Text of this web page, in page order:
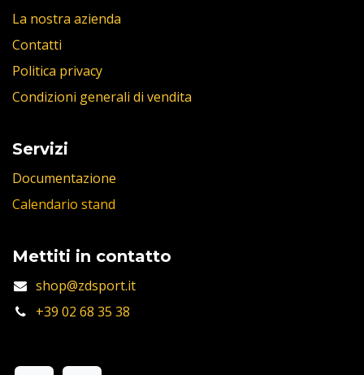
La nostra azienda
Contatti
Politica privacy
Condizioni generali di vendita
Servizi
Documentazione
Calendario stand
Mettiti in contatto
shop@zdsport.it
+39 02 68 35 38